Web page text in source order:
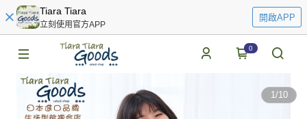
Tiara Tiara
立刻使用官方APP
開啟APP
0
1/10